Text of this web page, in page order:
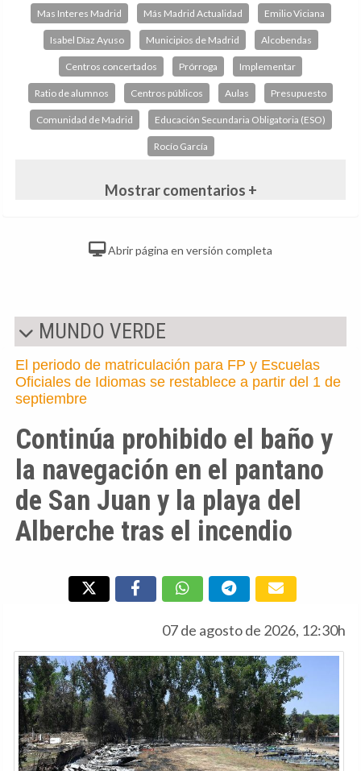
Mas Interes Madrid Más Madrid Actualidad Emilio Viciana
Isabel Díaz Ayuso Municipios de Madrid Alcobendas
Centros concertados Prórroga Implementar
Ratio de alumnos Centros públicos Aulas Presupuesto
Comunidad de Madrid Educación Secundaria Obligatoria (ESO)
Rocío García
Mostrar comentarios +
Abrir página en versión completa
MUNDO VERDE
El periodo de matriculación para FP y Escuelas
Oficiales de Idiomas se restablece a partir del 1 de
septiembre
Continúa prohibido el baño y
la navegación en el pantano
de San Juan y la playa del
Alberche tras el incendio
07 de agosto de 2026, 12:30h